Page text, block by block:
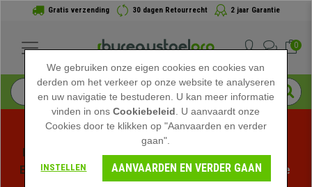
Gratis verzending 30 dagen Retourrecht 2 jaar Garantie
0
Profiteer van de Zomeruitverkoop bij bureaustoelpro!
Exclusieve kortingen voor een beperkte tijd - Bekijk de
We gebruiken onze eigen cookies en cookies van
derden om het verkeer op onze website te analyseren
en uw navigatie te bestuderen. U kan meer informatie
vinden in onsCookiebeleid . U aanvaardt onze
Cookies door te klikken op "Aanvaarden en verder
gaan".
INSTELLEN AANVAARDEN EN VERDER GAAN